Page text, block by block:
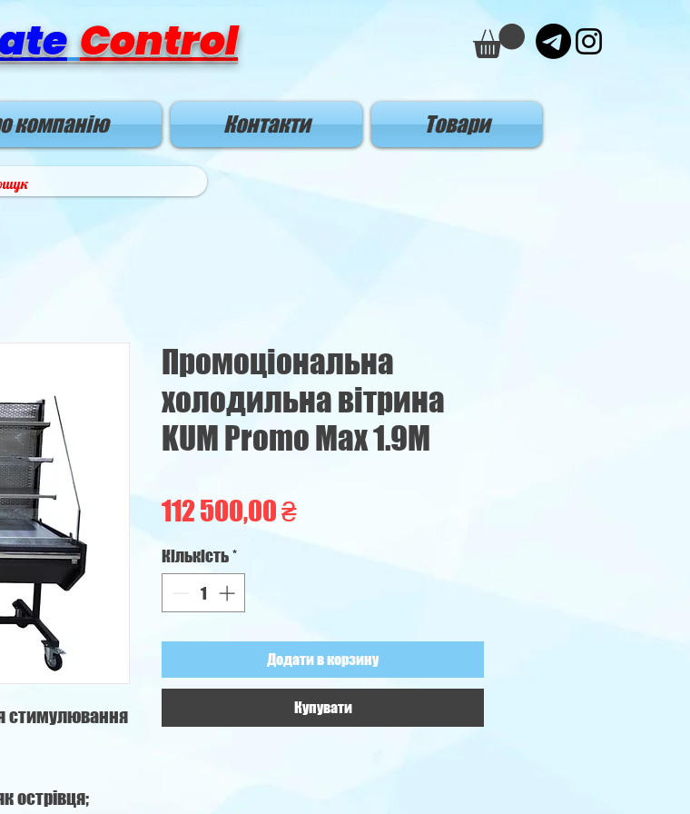
Control
компанію Контакти Товари
стимулювання
острівця;
Промоціональна
холодильна вітрина
KUM Promo Max 1.9М
112 500,00 ₴Ціна
Кількість*
Додати в корзину
Купувати